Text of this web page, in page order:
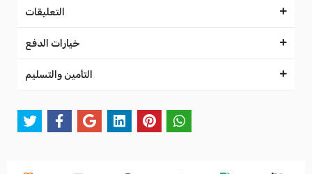
التعليقات
خيارات الدفع
التأمين والتسليم